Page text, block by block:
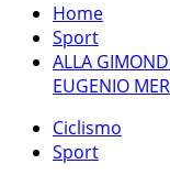
Home
Sport
ALLA
EUGENIO
Ciclismo
Sport